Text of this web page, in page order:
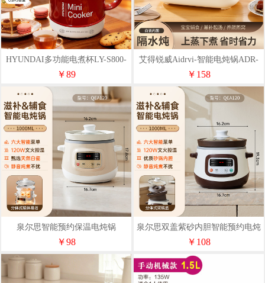
HYUNDAI多功能电煮杯LY-S800-
1
￥89
艾得锐威Aidrvi-智能电炖锅ADR-
1101
￥158
泉尔思智能预约保温电炖锅
QEA120（发货颜色随机）
￥98
泉尔思双盖紫砂内胆智能预约电炖
锅QEA120
￥108